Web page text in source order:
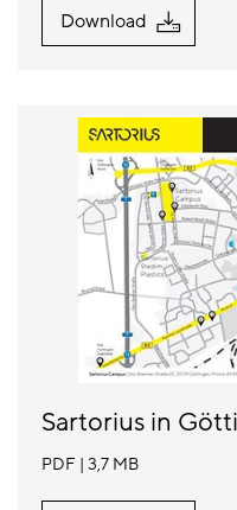
Download
Sartorius in
PDF 3,7 MB